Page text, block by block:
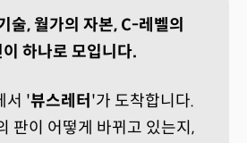
술, 월가의 자본, C-레벨의
하나로 모입니다.
서 '뷰스레터 '가 도착합니다.
판이 어떻게 바뀌고 있는지,